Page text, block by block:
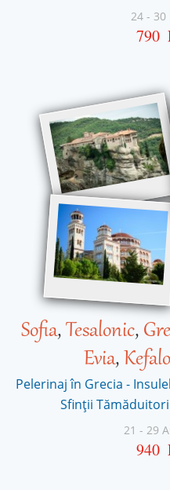
24 - 30
790
Sofia,Tesalonic,
Evia,
Pelerinaj în Grecia -
Sfinţii
21 - 29
940